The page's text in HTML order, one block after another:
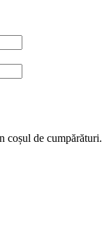
coșul de cumpărături.